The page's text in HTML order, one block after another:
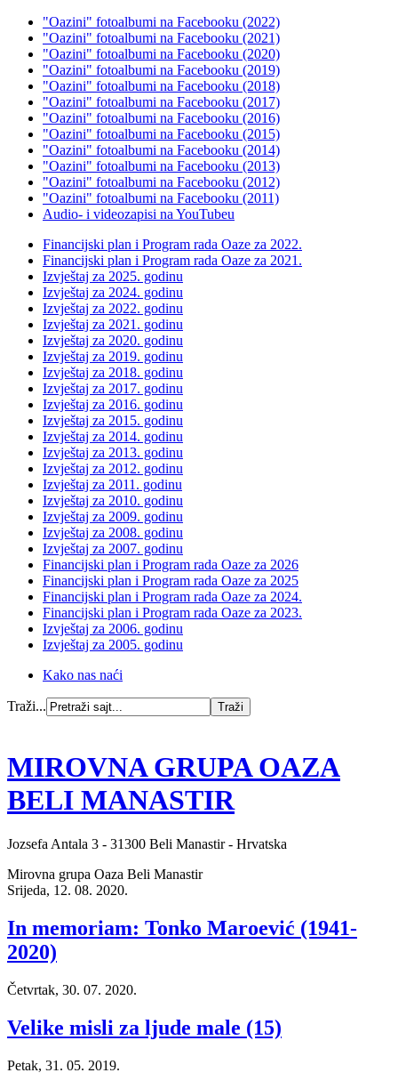
"Oazini" fotoalbumi na Facebooku (2022)
"Oazini" fotoalbumi na Facebooku (2021)
"Oazini" fotoalbumi na Facebooku (2020)
"Oazini" fotoalbumi na Facebooku (2019)
"Oazini" fotoalbumi na Facebooku (2018)
"Oazini" fotoalbumi na Facebooku (2017)
"Oazini" fotoalbumi na Facebooku (2016)
"Oazini" fotoalbumi na Facebooku (2015)
"Oazini" fotoalbumi na Facebooku (2014)
"Oazini" fotoalbumi na Facebooku (2013)
"Oazini" fotoalbumi na Facebooku (2012)
"Oazini" fotoalbumi na Facebooku (2011)
Audio- i videozapisi na YouTubeu
Financijski plan i Program rada Oaze za 2022.
Financijski plan i Program rada Oaze za 2021.
Izvještaj za 2025. godinu
Izvještaj za 2024. godinu
Izvještaj za 2022. godinu
Izvještaj za 2021. godinu
Izvještaj za 2020. godinu
Izvještaj za 2019. godinu
Izvještaj za 2018. godinu
Izvještaj za 2017. godinu
Izvještaj za 2016. godinu
Izvještaj za 2015. godinu
Izvještaj za 2014. godinu
Izvještaj za 2013. godinu
Izvještaj za 2012. godinu
Izvještaj za 2011. godinu
Izvještaj za 2010. godinu
Izvještaj za 2009. godinu
Izvještaj za 2008. godinu
Izvještaj za 2007. godinu
Financijski plan i Program rada Oaze za 2026
Financijski plan i Program rada Oaze za 2025
Financijski plan i Program rada Oaze za 2024.
Financijski plan i Program rada Oaze za 2023.
Izvještaj za 2006. godinu
Izvještaj za 2005. godinu
Kako nas naći
Traži...
MIROVNA GRUPA OAZA
BELI MANASTIR
Jozsefa Antala 3 - 31300 Beli Manastir - Hrvatska
Mirovna grupa Oaza Beli Manastir
Srijeda, 12. 08. 2020.
In memoriam: Tonko Maroević (1941-
2020)
Četvrtak, 30. 07. 2020.
Velike misli za ljude male (15)
Petak, 31. 05. 2019.